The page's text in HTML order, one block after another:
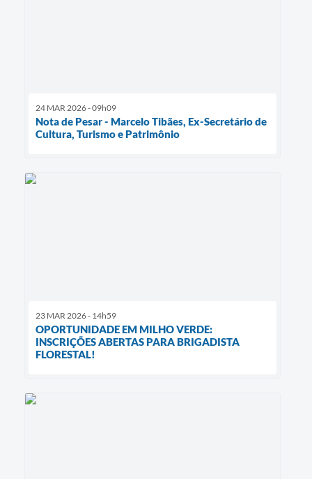
24 MAR 2026 - 09h09
Nota de Pesar - Marcelo Tibães, Ex-Secretário de
Cultura, Turismo e Patrimônio
23 MAR 2026 - 14h59
OPORTUNIDADE EM MILHO VERDE:
INSCRIÇÕES ABERTAS PARA BRIGADISTA
FLORESTAL!